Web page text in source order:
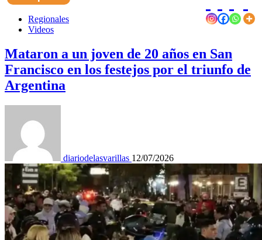
Regionales
Videos
Mataron a un joven de 20 años en San
Francisco en los festejos por el triunfo de
Argentina
diariodelasvarillas 12/07/2026